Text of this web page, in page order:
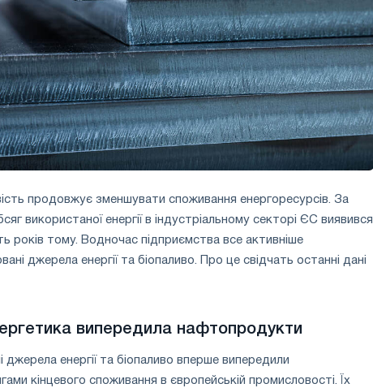
продовжує зменшувати споживання енергоресурсів. За
використаної енергії в індустріальному секторі ЄС виявився
років тому. Водночас підприємства все активніше
джерела енергії та біопаливо. Про це свідчать останні дані
випередила нафтопродукти
джерела енергії та біопаливо вперше випередили
кінцевого споживання в європейській промисловості. Їх